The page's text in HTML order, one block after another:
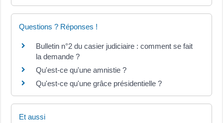
Questions ? Réponses !
Bulletin n°2 du casier judiciaire : comment se fait
la demande ?
Qu'est-ce qu'une amnistie ?
Qu'est-ce qu'une grâce présidentielle ?
Et aussi